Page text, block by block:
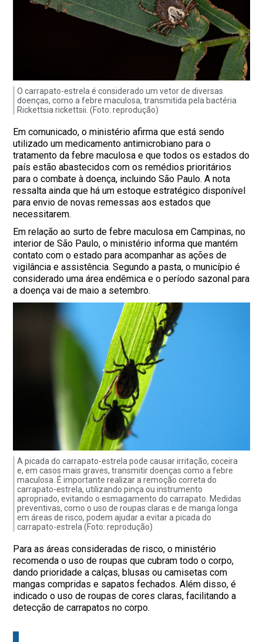
O carrapato-estrela é considerado um vetor de diversas
doenças, como a febre maculosa, transmitida pela bactéria
Rickettsia rickettsii. (Foto: reprodução)
Em comunicado, o ministério afirma que está sendo
utilizado um medicamento antimicrobiano para o
tratamento da febre maculosa e que todos os estados do
país estão abastecidos com os remédios prioritários
para o combate à doença, incluindo São Paulo. A nota
ressalta ainda que há um estoque estratégico disponível
para envio de novas remessas aos estados que
necessitarem.
Em relação ao surto de febre maculosa em Campinas, no
interior de São Paulo, o ministério informa que mantém
contato com o estado para acompanhar as ações de
vigilância e assistência. Segundo a pasta, o município é
considerado uma área endêmica e o período sazonal para
a doença vai de maio a setembro.
A picada do carrapato-estrela pode causar irritação, coceira
e, em casos mais graves, transmitir doenças como a febre
maculosa. É importante realizar a remoção correta do
carrapato-estrela, utilizando pinça ou instrumento
apropriado, evitando o esmagamento do carrapato. Medidas
preventivas, como o uso de roupas claras e de manga longa
em áreas de risco, podem ajudar a evitar a picada do
carrapato-estrela (Foto: reprodução)
Para as áreas consideradas de risco, o ministério
recomenda o uso de roupas que cubram todo o corpo,
dando prioridade a calças, blusas ou camisetas com
mangas compridas e sapatos fechados. Além disso, é
indicado o uso de roupas de cores claras, facilitando a
detecção de carrapatos no corpo.